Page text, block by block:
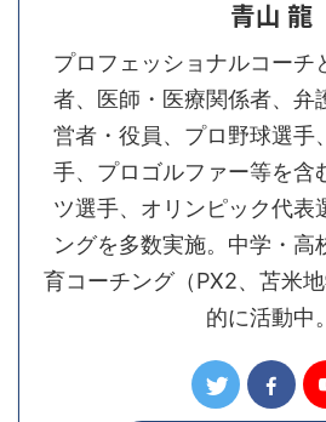
青山 龍
プロフェッショナルコーチ
者、医師・医療関係者、弁
営者・役員、プロ野球選手
手、プロゴルファー等を含
ツ選手、オリンピック代表
ングを多数実施。中学・高
育コーチング（PX2、苫米
的に活動中。